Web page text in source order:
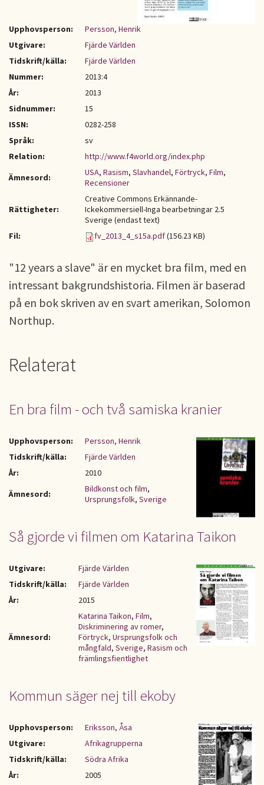
Upphovsperson:
Persson, Henrik
Utgivare:
Fjärde Världen
Tidskrift/källa:
Fjärde Världen
Nummer:
2013:4
År:
2013
Sidnummer:
15
ISSN:
0282-258
Språk:
sv
Relation:
http://www.f4world.org/index.php
Ämnesord:
USA, Rasism, Slavhandel, Förtryck, Film,
Recensioner
Rättigheter:
Creative Commons Erkännande-
Ickekommersiell-Inga bearbetningar 2.5
Sverige (endast text)
Fil:
fv_2013_4_s15a.pdf(156.23 KB)
"12 years a slave" är en mycket bra film, med en
intressant bakgrundshistoria. Filmen är baserad
på en bok skriven av en svart amerikan, Solomon
Northup.
Relaterat
En bra film - och två samiska kranier
Upphovsperson:
Persson, Henrik
Tidskrift/källa:
Fjärde Världen
År:
2010
Ämnesord:
Bildkonst och film,
Ursprungsfolk, Sverige
Så gjorde vi filmen om Katarina Taikon
Utgivare:
Fjärde Världen
Tidskrift/källa:
Fjärde Världen
År:
2015
Ämnesord:
Katarina Taikon, Film,
Diskriminering av romer,
Förtryck, Ursprungsfolk och
mångfald, Sverige, Rasism och
främlingsfientlighet
Kommun säger nej till ekoby
Upphovsperson:
Eriksson, Åsa
Utgivare:
Afrikagrupperna
Tidskrift/källa:
Södra Afrika
År:
2005